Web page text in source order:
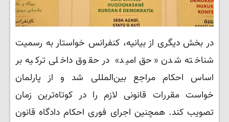
در بخش دیگری از بیانیه، کنفرانس خواستار به رسمیت
شناخته شدن «حق امید» در حقوق داخلی ترکیه بر
اساس احکام مراجع بین‌المللی شد و از پارلمان
خواست مقررات قانونی لازم را در کوتاه‌ترین زمان
تصویب کند. همچنین اجرای فوری احکام دادگاه قانون